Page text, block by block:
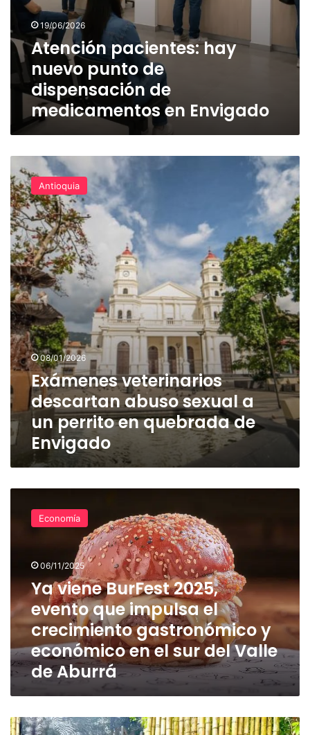
19/06/2026
Atención pacientes: hay
nuevo punto de
dispensación de
medicamentos en Envigado
Exámenes
veterinarios
descartan
abuso
sexual
a
un
perrito
en
quebrada
de
Envigado
Antioquia
08/01/2026
Exámenes veterinarios
descartan abuso sexual a
un perrito en quebrada de
Envigado
viene
BurFest
impulsa
crecimiento
gastronómico
y
económico
en
sur
Valle
Economía
06/11/2025
Ya viene BurFest 2025,
evento que impulsa el
crecimiento gastronómico y
económico en el sur del Valle
de Aburrá
Con